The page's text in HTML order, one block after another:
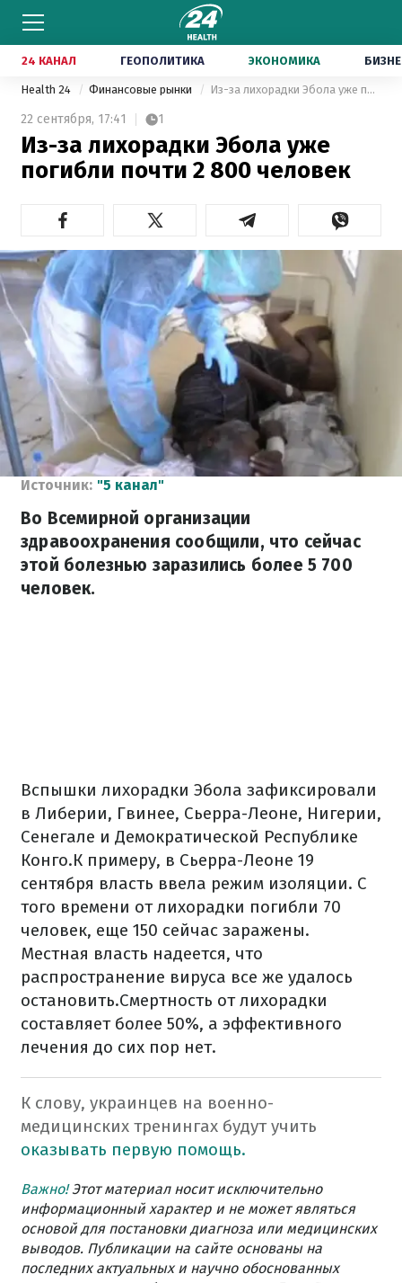
24 КАНАЛ ГЕОПОЛИТИКА ЭКОНОМИКА
Health 24 Финансовые рынки Из-за лихорадки Эбола уже погибли почти 2 800 человек
22 сентября, 17:41 1
Из-за лихорадки Эбола уже
погибли почти 2 800 человек
Источник: "5 канал"
Во Всемирной организации
здравоохранения сообщили, что сейчас
этой болезнью заразились более 5 700
человек.
Вспышки лихорадки Эбола зафиксировали
в Либерии, Гвинее, Сьерра-Леоне, Нигерии,
Сенегале и Демократической Республике
Конго.К примеру, в Сьерра-Леоне 19
сентября власть ввела режим изоляции. С
того времени от лихорадки погибли 70
человек, еще 150 сейчас заражены.
Местная власть надеется, что
распространение вируса все же удалось
остановить.Смертность от лихорадки
составляет более 50%, а эффективного
лечения до сих пор нет.
К слову, украинцев на военно-
медицинских тренингах будут учить
оказывать первую помощь.
Важно!Этот материал носит исключительно
информационный характер и не может являться
основой для постановки диагноза или медицинских
выводов. Публикации на сайте основаны на
последних актуальных и научно обоснованных